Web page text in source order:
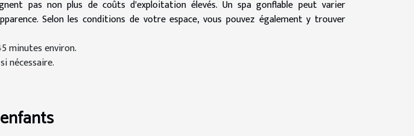
pas non plus de coûts d'exploitation élevés. Un spa gonflable peut varier
Selon les conditions de votre espace, vous pouvez également y trouver
minutes environ.
nécessaire.